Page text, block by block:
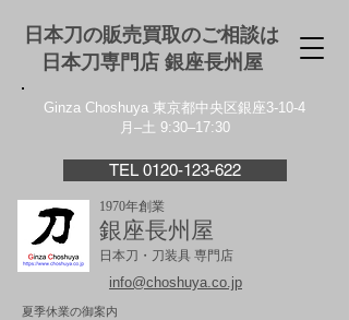
日本刀の販売買取のご相談は
日本刀専門店 銀座⻑州屋
Ginza Choshuya 東京都中央区銀座3-10-4
月–土 9:30–17:30
TEL 0120-123-622
1970年創業
銀座長州屋
日本刀・刀装具 専門店
info@choshuya.co.jp
夏季休業の御案内